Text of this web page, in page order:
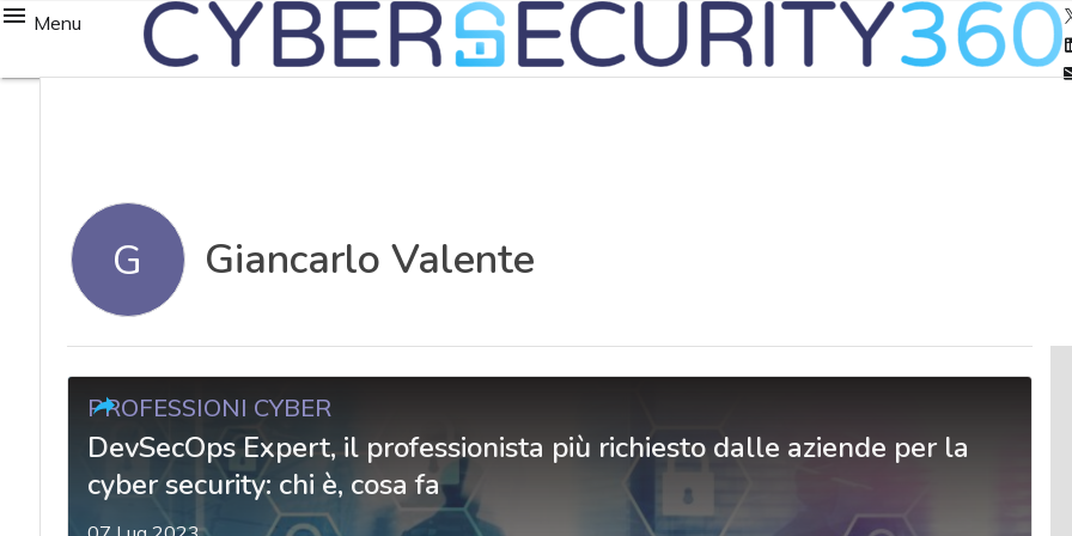
Menu
G Giancarlo Valente
PROFESSIONI CYBER
DevSecOps Expert, il professionista più richiesto dalle aziende per la
cyber security: chi è, cosa fa